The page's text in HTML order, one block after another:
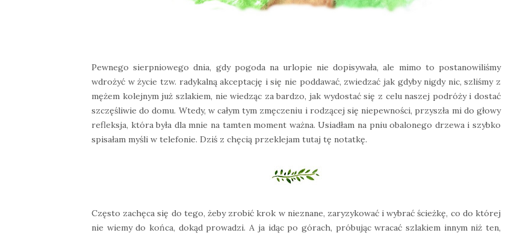
Pewnego sierpniowego dnia, gdy pogoda na urlopie nie dopisywała, ale mimo to postanowiliśmy
wdrożyć w życie tzw. radykalną akceptację i się nie poddawać, zwiedzać jak gdyby nigdy nic, szliśmy z
mężem kolejnym już szlakiem, nie wiedząc za bardzo, jak wydostać się z celu naszej podróży i dostać
szczęśliwie do domu. Wtedy, w całym tym zmęczeniu i rodzącej się niepewności, przyszła mi do głowy
refleksja, która była dla mnie na tamten moment ważna. Usiadłam na pniu obalonego drzewa i szybko
spisałam myśli w telefonie. Dziś z chęcią przeklejam tutaj tę notatkę.
Często zachęca się do tego, żeby zrobić krok w nieznane, zaryzykować i wybrać ścieżkę, co do której
nie wiemy do końca, dokąd prowadzi. A ja idąc po górach, próbując wracać szlakiem innym niż ten,